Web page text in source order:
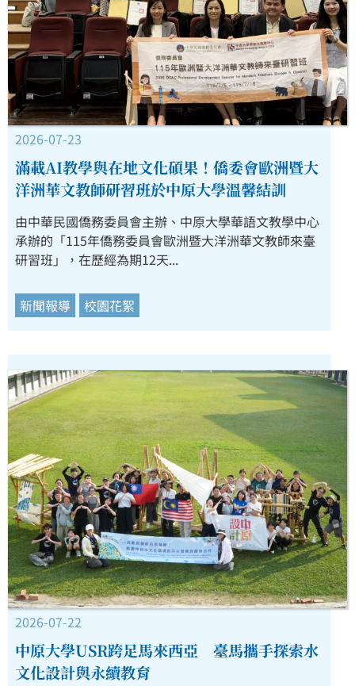
2026-07-23
滿載AI教學與在地文化碩果！僑委會歐洲暨大
洋洲華文教師研習班於中原大學溫馨結訓
由中華民國僑務委員會主辦、中原大學華語文教學中心
承辦的「115年僑務委員會歐洲暨大洋洲華文教師來臺
研習班」，在歷經為期12天...
新聞報導 校園花絮
2026-07-22
中原大學USR跨足馬來西亞 臺馬攜手探索水
文化設計與永續教育